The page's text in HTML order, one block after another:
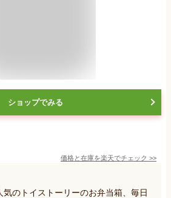
ショップでみる
価格と在庫を楽天でチェック >>
のトイストーリーのお弁当箱、毎日